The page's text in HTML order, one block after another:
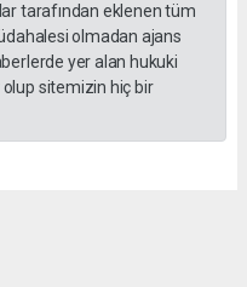
tarafından eklenen tüm
olmadan ajans
yer alan hukuki
sitemizin hiç bir